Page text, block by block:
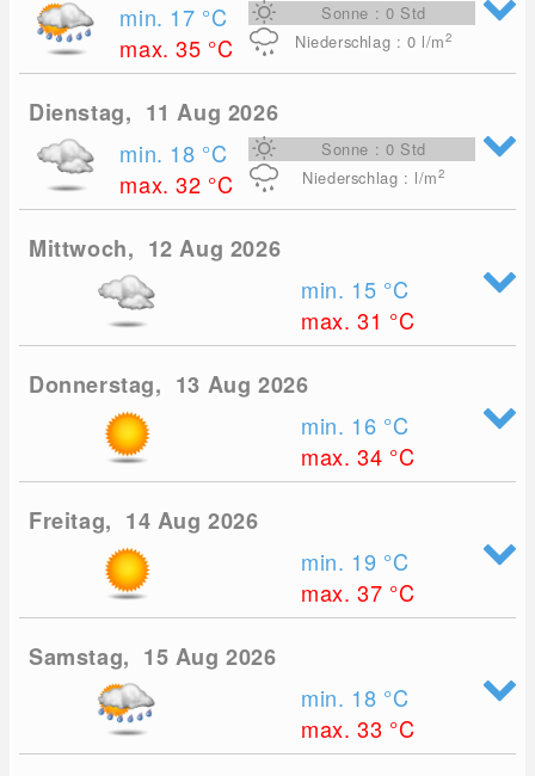
min. 17 °C
max. 35 °C
Sonne : 0 Std
Niederschlag : 0 l/m2
Dienstag, 11 Aug 2026
min. 18 °C
max. 32 °C
Sonne : 0 Std
Niederschlag : l/m2
Mittwoch, 12 Aug 2026
min. 15 °C
max. 31 °C
Donnerstag, 13 Aug 2026
min. 16 °C
max. 34 °C
Freitag, 14 Aug 2026
min. 19 °C
max. 37 °C
Samstag, 15 Aug 2026
min. 18 °C
max. 33 °C